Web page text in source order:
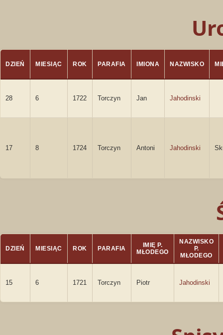
DZIEŃ MIESIĄC ROK PARAFIA IMIONA NAZWISKO
28 6 1722 Torczyn Jan Jahodinski
17 8 1724 Torczyn Antoni Jahodinski
DZIEŃ MIESIĄC ROK PARAFIA
IMIĘ P.
MŁODEGO
NAZWISKO
P.
MŁODEGO
15 6 1721 Torczyn Piotr Jahodinski